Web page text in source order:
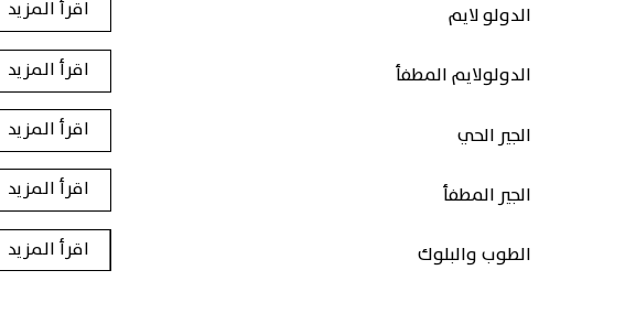
الدولو لايم اقرأ المزيد
الدولولايم المطفأ اقرأ المزيد
الجير الحي اقرأ المزيد
الجير المطفأ اقرأ المزيد
الطوب والبلوك اقرأ المزيد